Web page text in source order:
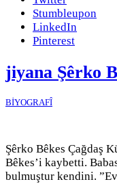
Stumbleupon
LinkedIn
Pinterest
jiyana Şêrko
BİYOGRAFÎ
Şêrko Bêkes Çağdaş
Bêkes’i kaybetti.
bulmuştur kendini.